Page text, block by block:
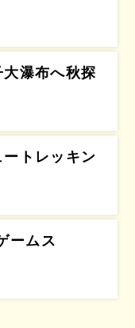
大瀑布へ秋探
トレッキン
ームス